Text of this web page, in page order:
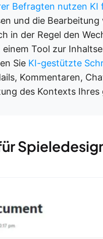
Befragten nutzen KI
und die
in der Regel den
Tool zur
Sie KI-gestützte
Kommentaren,
des Kontexts